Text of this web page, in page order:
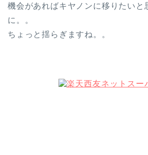
機会があればキヤノンに移りたいと
に。。
ちょっと揺らぎますね。。